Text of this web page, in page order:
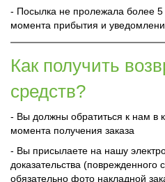
- Посылка не пролежала более 5
момента прибытия и
Как получить
средств?
- Вы должны обратиться к нам в
момента получения заказа
- Вы присылаете на нашу
доказательства
обязательно фото накладной